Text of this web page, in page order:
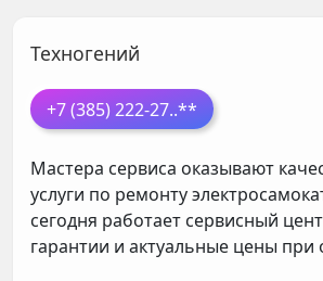
Техногений
+7 (385) 222-27..**
Мастера сервиса оказывают
услуги по ремонту
сегодня работает сервисный
гарантии и актуальные цены